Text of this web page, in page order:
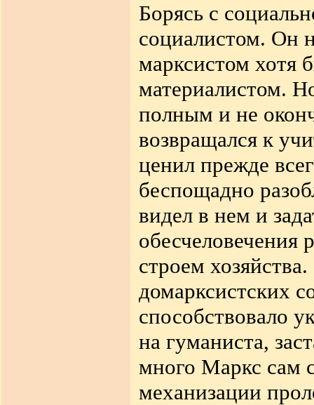
Борясь с
социалистом. Он
марксистом хотя
материалистом.
полным и не
возвращался к
ценил прежде
беспощадно
видел в нем и
строем
домарксистских
способствовало
на гуманиста,
много Маркс сам
механизации